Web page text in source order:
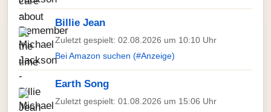
Billie Jean
Zuletzt gespielt: 02.08.2026 um 10:10 Uhr
Bei Amazon suchen (#Anzeige)
Earth Song
Zuletzt gespielt: 01.08.2026 um 15:06 Uhr